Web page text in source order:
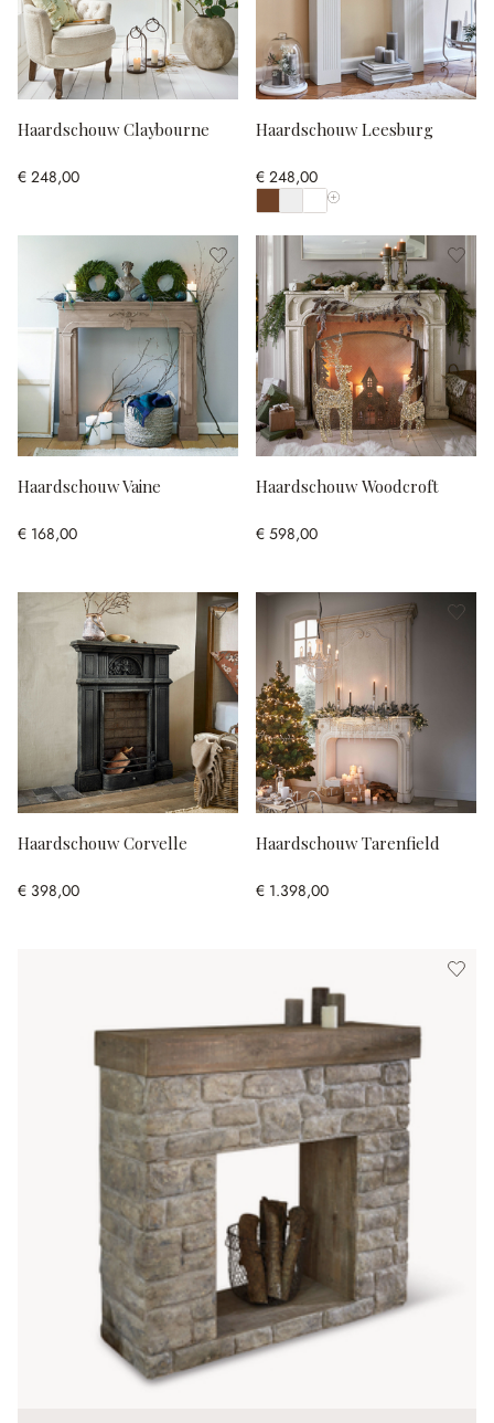
Haardschouw Claybourne
€ 248,00
Haardschouw Leesburg
€ 248,00
Toon alle kleuren
Haardschouw Vaine
€ 168,00
Haardschouw Woodcroft
€ 598,00
Haardschouw Corvelle
€ 398,00
Haardschouw Tarenfield
€ 1.398,00